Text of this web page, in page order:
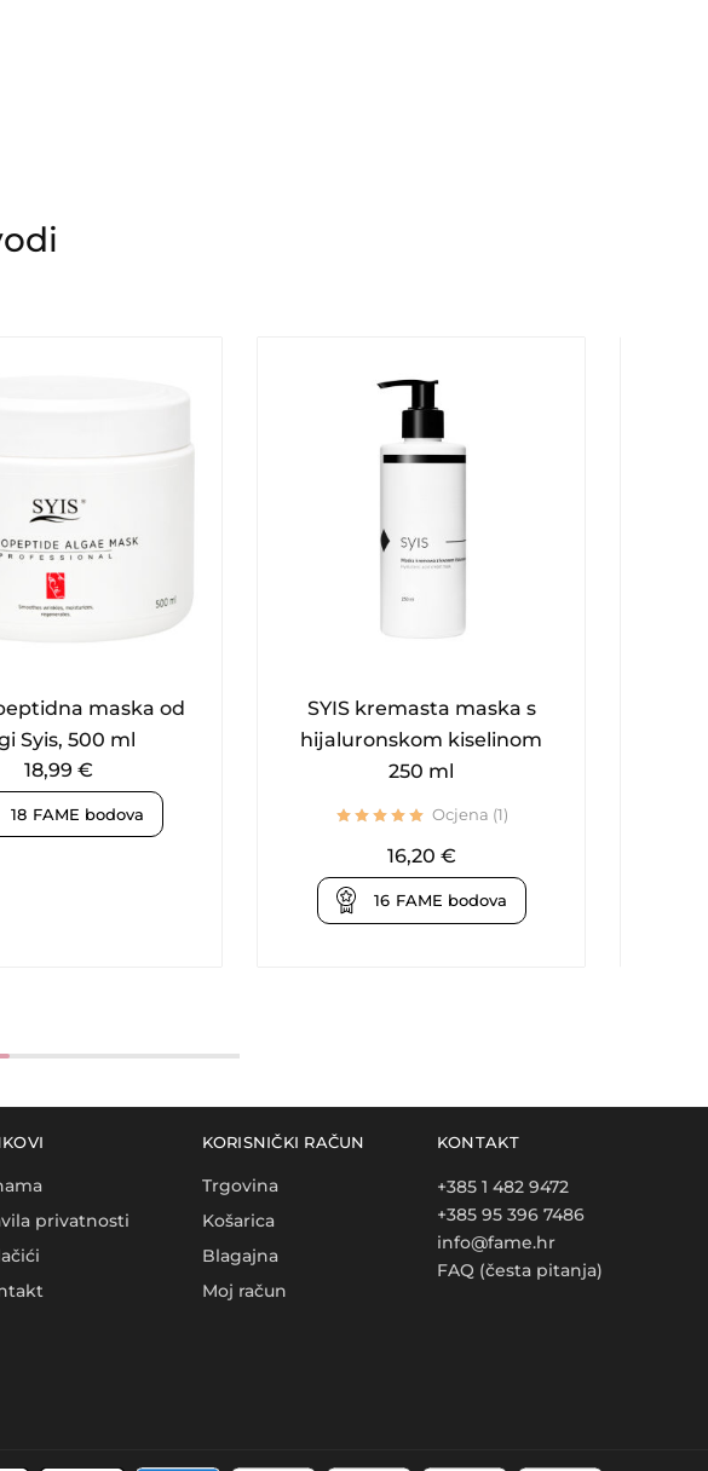
maska ​​od
Syis, 500 ml
18,99 €
18 FAME bodova
SYIS kremasta maska s
hijaluronskom kiselinom
250 ml
Ocjena (1)
16,20 €
16 FAME bodova
privatnosti
KORISNIČKI RAČUN
Trgovina
Košarica
Blagajna
Moj račun
KONTAKT
+385 1 482 9472
+385 95 396 7486
info@fame.hr
FAQ (česta pitanja)